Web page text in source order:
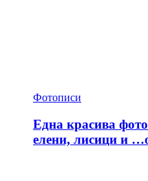
Фотописи
Една красива
елени, лисици и